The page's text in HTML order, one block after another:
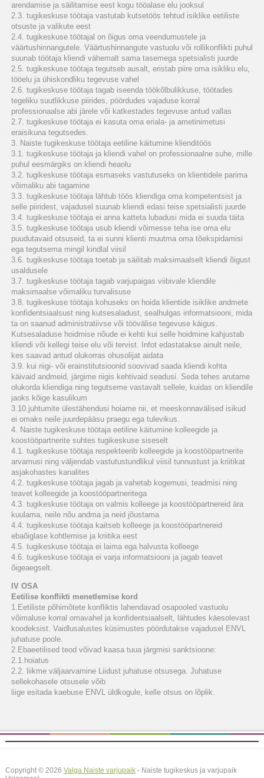
arendamise ja säilitamise eest kogu tööalase elu jooksul
2.3. tugikeskuse töötaja vastutab kutsetöös tehtud isiklike eetiliste
otsuste ja valikute eest
2.4. tugikeskuse töötajal on õigus oma veendumustele ja
väärtushinnangutele. Väärtushinnangute vastuolu või rollikonflikti puhul
suunab töötaja kliendi vähemalt sama tasemega spetsialisti juurde
2.5. tugikeskuse töötaja tegutseb ausalt, eristab piire oma isikliku elu,
tööelu ja ühiskondliku tegevuse vahel
2.6. tugikeskuse töötaja tagab iseenda töökõlbulikkuse, töötades
tegeliku suutlikkuse piirides, pöördudes vajaduse korral
professionaalse abi järele või katkestades tegevuse antud vallas
2.7. tugikeskuse töötaja ei kasuta oma eriala- ja ametinimetusi
eraisikuna tegutsedes.
3. Naiste tugikeskuse töötaja eetiline käitumine klienditöös
3.1. tugikeskuse töötaja ja kliendi vahel on professionaalne suhe, mille
puhul eesmärgiks on kliendi heaolu
3.2. tugikeskuse töötaja esmaseks vastutuseks on klientidele parima
võimaliku abi tagamine
3.3. tugikeskuse töötaja lähtub töös kliendiga oma kompetentsist ja
selle piiridest, vajadusel suunab kliendi edasi teise spetsialisti juurde
3.4. tugikeskuse töötaja ei anna katteta lubadusi mida ei suuda täita
3.5. tugikeskuse töötaja usub kliendi võimesse teha ise oma elu
puudutavaid otsuseid, ta ei sunni klienti muutma oma tõekspidamisi
ega tegutsema mingil kindlal viisil
3.6. tugikeskuse töötaja toetab ja säilitab maksimaalselt kliendi õigust
usaldusele
3.7. tugikeskuse töötaja tagab varjupaigas viibivale kliendile
maksimaalse võimaliku turvalisuse
3.8. tugikeskuse töötaja kohuseks on hoida klientide isiklike andmete
konfidentsiaalsust ning kutsesaladust, sealhulgas informatsiooni, mida
ta on saanud administratiivse või töövälise tegevuse käigus.
Kutsesaladuse hoidmise nõude ei kehti kui selle hoidmine kahjustab
kliendi või kellegi teise elu või tervist. Infot edastatakse ainult neile,
kes saavad antud olukorras ohusolijat aidata
3.9. kui riigi- või erainstitutsioonid soovivad saada kliendi kohta
käivaid andmeid, järgime riigis kehtivaid seadusi. Seda tehes arutame
olukorda kliendiga ning tegutseme vastavalt sellele, kuidas on kliendile
jaoks kõige kasulikum
3.10.juhtumite ülestähendusi hoiame nii, et meeskonnavälised isikud
ei omaks neile juurdepääsu praegu ega tulevikus.
4. Naiste tugikeskuse töötaja eetiline käitumine kolleegide ja
koostööpartnerite suhtes tugikeskuse siseselt
4.1. tugikeskuse töötaja respekteerib kolleegide ja koostööpartnerite
arvamusi ning väljendab vastutustundlikul viisil tunnustust ja kriitikat
asjakohastes kanalites
4.2. tugikeskuse töötaja jagab ja vahetab kogemusi, teadmisi ning
teavet kolleegide ja koostööpartneritega
4.3. tugikeskuse töötaja on valmis kolleege ja koostööpartnereid ära
kuulama, neile nõu andma ja neid jõustama
4.4. tugikeskuse töötaja kaitseb kolleege ja koostööpartnereid
ebaõiglase kohtlemise ja kriitika eest
4.5. tugikeskuse töötaja ei laima ega halvusta kolleege
4.6. tugikeskuse töötaja ei varja informatsiooni ja jagab teavet
õigeaegselt.
IV OSA
Eetilise konflikti menetlemise kord
1.Eetiliste põhimõtete konfliktis lahendavad osapooled vastuolu
võimaluse korral omavahel ja konfidentsiaalselt, lähtudes käesolevast
koodeksist. Vaidlusalustes küsimustes pöördutakse vajadusel ENVL
juhatuse poole.
2.Ebaeetilised teod võivad kaasa tuua järgmisi sanktsioone:
2.1.hoiatus
2.2. liikme väljaarvamine Liidust juhatuse otsusega. Juhatuse
sellekohasele otsusele võib
liige esitada kaebuse ENVL üldkogule, kelle otsus on lõplik.
Copyright © 2026 Valga Naiste varjupaik- Naiste tugikeskus ja varjupaik